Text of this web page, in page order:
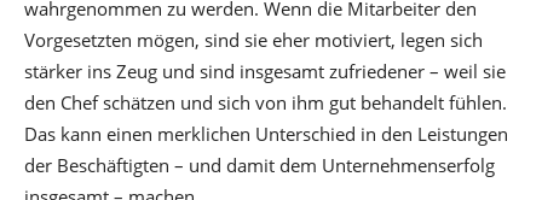
wahrgenommen zu werden. Wenn die Mitarbeiter den
Vorgesetzten mögen, sind sie eher motiviert, legen sich
stärker ins Zeug und sind insgesamt zufriedener – weil sie
den Chef schätzen und sich von ihm gut behandelt fühlen.
Das kann einen merklichen Unterschied in den Leistungen
der Beschäftigten – und damit dem Unternehmenserfolg